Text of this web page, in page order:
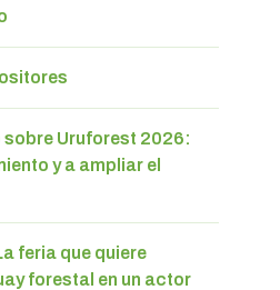
sobre Uruforest 2026:
y a ampliar el
feria que quiere
forestal en un actor